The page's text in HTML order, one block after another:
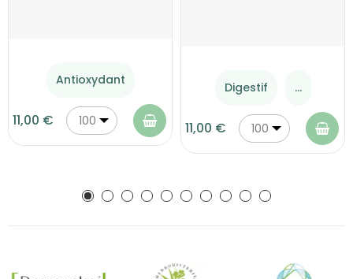
Antioxydant
11,00 €
100
g
Digestif ...
11,00 €
100
g